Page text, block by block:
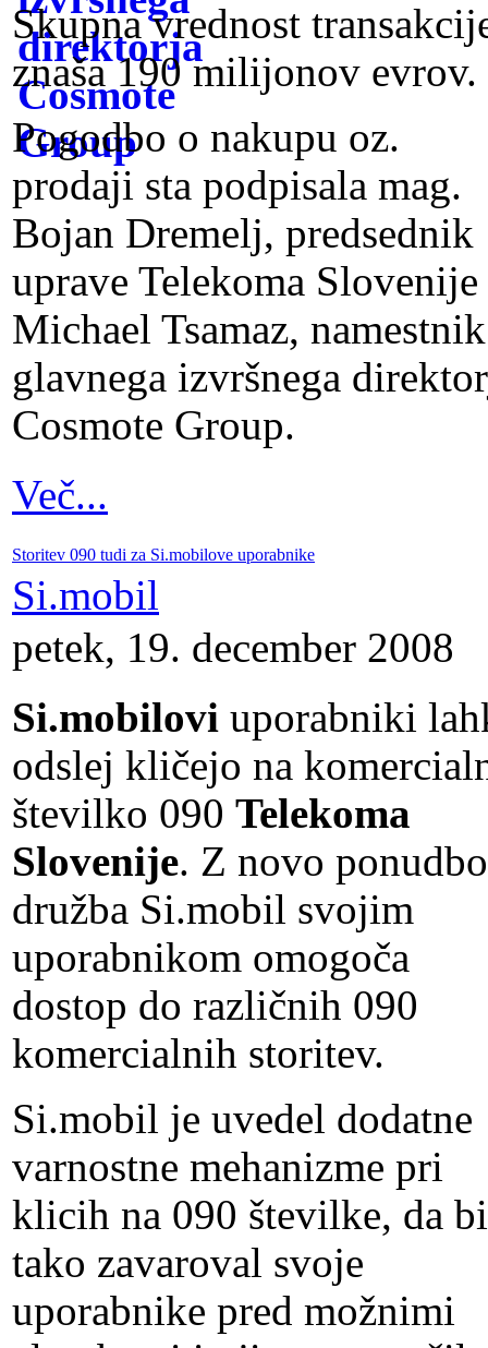
Skupna vrednost
znaša 190 milijonov evrov.
Pogodbo o nakupu oz.
prodaji sta podpisala mag.
Bojan Dremelj, predsednik
uprave Telekoma
Michael Tsamaz, namestnik
glavnega izvršnega
Cosmote Group.
Več...
Storitev 090 tudi za Si.mobilove uporabnike
Si.mobil
petek, 19. december 2008
Si.mobilovi uporabniki
odslej kličejo na
številko 090 Telekoma
Slovenije. Z novo ponudbo
družba Si.mobil svojim
uporabnikom omogoča
dostop do različnih 090
komercialnih storitev.
Si.mobil je uvedel dodatne
varnostne mehanizme pri
klicih na 090 številke, da bi
tako zavaroval svoje
uporabnike pred možnimi